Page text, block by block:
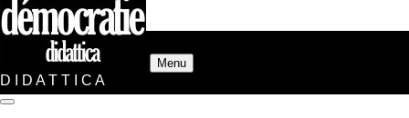
Menu
D I D A T T I C A